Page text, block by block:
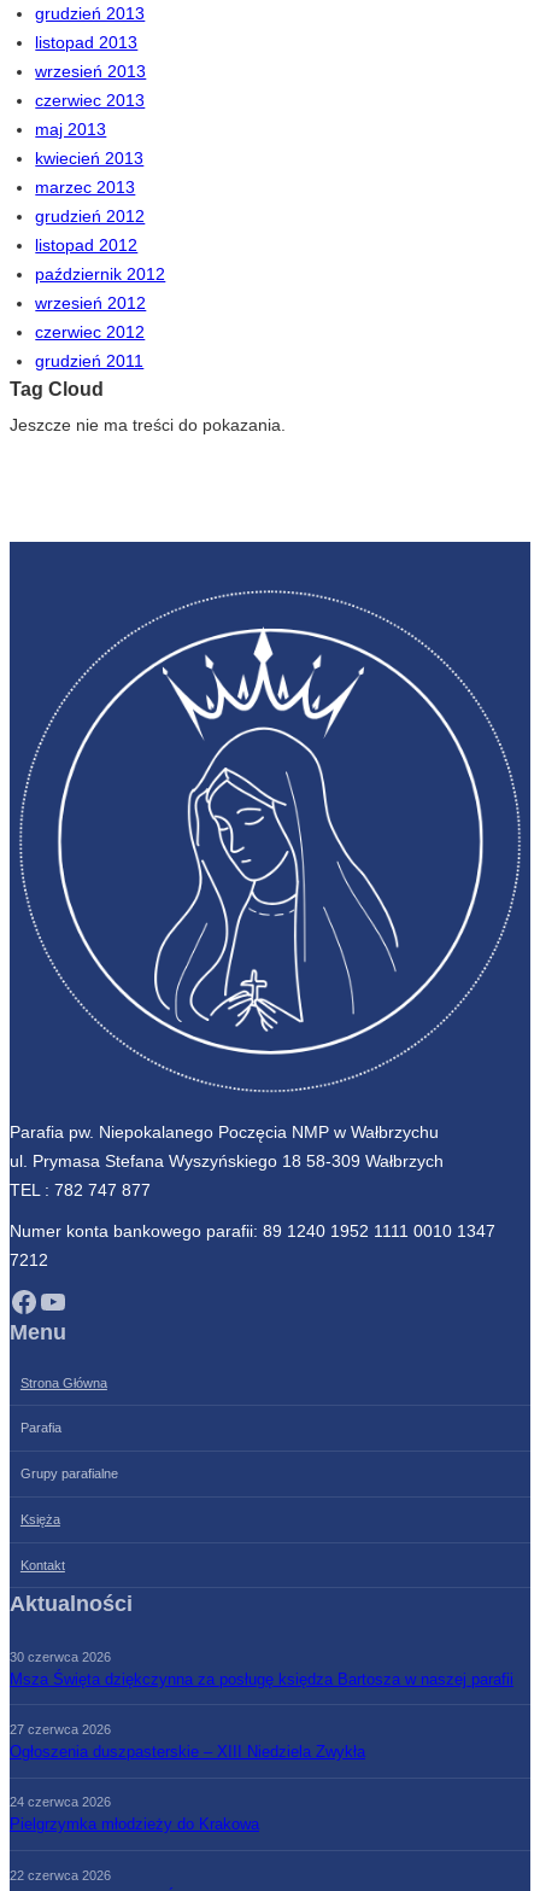
grudzień 2013
listopad 2013
wrzesień 2013
czerwiec 2013
maj 2013
kwiecień 2013
marzec 2013
grudzień 2012
listopad 2012
październik 2012
wrzesień 2012
czerwiec 2012
grudzień 2011
Tag Cloud
Jeszcze nie ma treści do pokazania.
Parafia pw. Niepokalanego Poczęcia NMP w Wałbrzychu
ul. Prymasa Stefana Wyszyńskiego 18 58-309 Wałbrzych
TEL : 782 747 877
Numer konta bankowego parafii: 89 1240 1952 1111 0010 1347
7212
Facebook YouTube
Menu
Strona Główna
Parafia
Grupy parafialne
Księża
Kontakt
Aktualności
30 czerwca 2026
Msza Święta dziękczynna za posługę księdza Bartosza w naszej parafii
27 czerwca 2026
Ogłoszenia duszpasterskie – XIII Niedziela Zwykła
24 czerwca 2026
Pielgrzymka młodzieży do Krakowa
22 czerwca 2026